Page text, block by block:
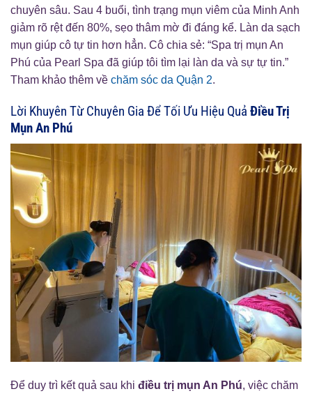
chuyên sâu. Sau 4 buổi, tình trạng mụn viêm của Minh Anh
giảm rõ rệt đến 80%, sẹo thâm mờ đi đáng kể. Làn da sạch
mụn giúp cô tự tin hơn hẳn. Cô chia sẻ: “Spa trị mụn An
Phú của Pearl Spa đã giúp tôi tìm lại làn da và sự tự tin.”
Tham khảo thêm về chăm sóc da Quận 2.
Lời Khuyên Từ Chuyên Gia Để Tối Ưu Hiệu Quả Điều Trị
Mụn An Phú
Để duy trì kết quả sau khi điều trị mụn An Phú, việc chăm